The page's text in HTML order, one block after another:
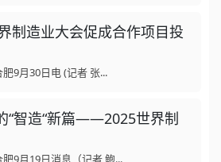
制造业大会促成合作项目投
9月30日电 (记者 张...
“智造“新篇——2025世界制
9月19日消息（记者 鲍...